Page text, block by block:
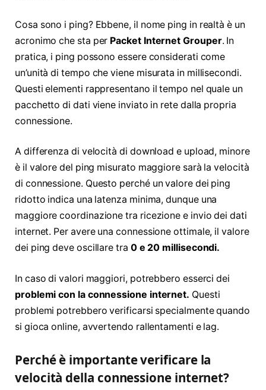
Cosa sono i ping? Ebbene, il nome ping in realtà è un
acronimo che sta per Packet Internet Grouper. In
pratica, i ping possono essere considerati come
un’unità di tempo che viene misurata in millisecondi.
Questi elementi rappresentano il tempo nel quale un
pacchetto di dati viene inviato in rete dalla propria
connessione.
A differenza di velocità di download e upload, minore
è il valore del ping misurato maggiore sarà la velocità
di connessione. Questo perché un valore dei ping
ridotto indica una latenza minima, dunque una
maggiore coordinazione tra ricezione e invio dei dati
internet. Per avere una connessione ottimale, il valore
dei ping deve oscillare tra 0 e 20 millisecondi.
In caso di valori maggiori, potrebbero esserci dei
problemi con la connessione internet. Questi
problemi potrebbero verificarsi specialmente quando
si gioca online, avvertendo rallentamenti e lag.
Perché è importante verificare la
velocità della connessione internet?